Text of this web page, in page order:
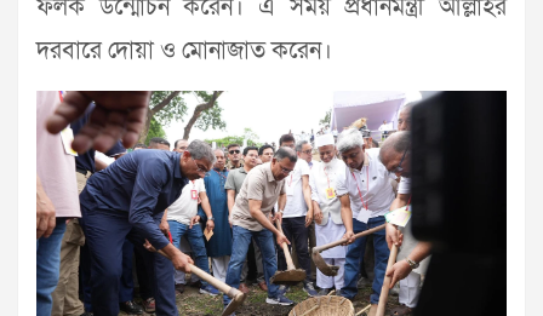
ফলক উন্মোচন করেন। এ সময় প্রধানমন্ত্রী আল্লাহর
দরবারে দোয়া ও মোনাজাত করেন।